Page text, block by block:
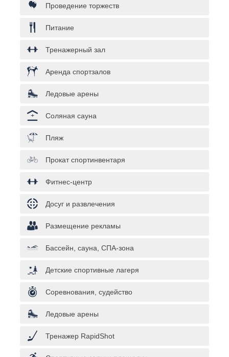
Проведение торжеств
Питание
Тренажерный зал
Аренда спортзалов
Ледовые арены
Соляная сауна
Пляж
Прокат спортинвентаря
Фитнес-центр
Досуг и развлечения
Размещение рекламы
Бассейн, сауна, СПА-зона
Детские спортивные лагеря
Соревнования, судейство
Ледовые арены
Тренажер RapidShot